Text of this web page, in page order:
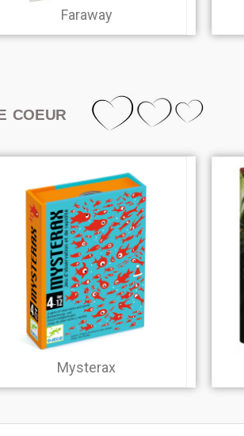
Faraway
coeur
Mysterax